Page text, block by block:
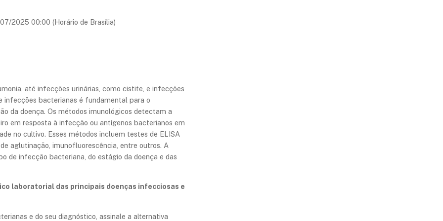
2025 00:00 (Horário de Brasília)
até infecções urinárias, como cistite, e infecções
infecções bacterianas é fundamental para o
da doença. Os métodos imunológicos detectam a
em resposta à infecção ou antígenos bacterianos em
no cultivo. Esses métodos incluem testes de ELISA
aglutinação, imunofluorescência, entre outros. A
de infecção bacteriana, do estágio da doença e das
laboratorial das principais doenças infecciosas e
e do seu diagnóstico, assinale a alternativa